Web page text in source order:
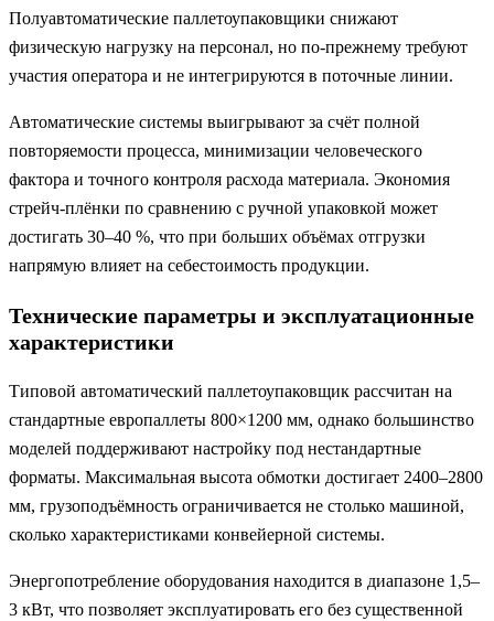
Полуавтоматические паллетоупаковщики снижают
физическую нагрузку на персонал, но по-прежнему требуют
участия оператора и не интегрируются в поточные линии.
Автоматические системы выигрывают за счёт полной
повторяемости процесса, минимизации человеческого
фактора и точного контроля расхода материала. Экономия
стрейч-плёнки по сравнению с ручной упаковкой может
достигать 30–40 %, что при больших объёмах отгрузки
напрямую влияет на себестоимость продукции.
Технические параметры и эксплуатационные
характеристики
Типовой автоматический паллетоупаковщик рассчитан на
стандартные европаллеты 800×1200 мм, однако большинство
моделей поддерживают настройку под нестандартные
форматы. Максимальная высота обмотки достигает 2400–2800
мм, грузоподъёмность ограничивается не столько машиной,
сколько характеристиками конвейерной системы.
Энергопотребление оборудования находится в диапазоне 1,5–
3 кВт, что позволяет эксплуатировать его без существенной